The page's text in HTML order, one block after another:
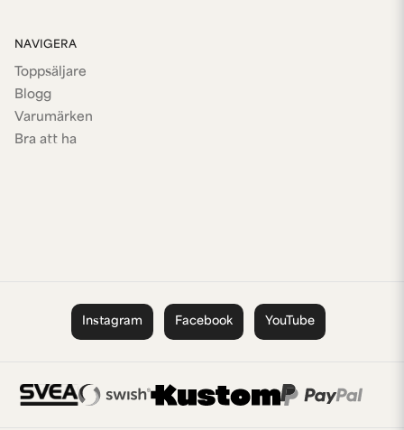
NAVIGERA
Toppsäljare
Blogg
Varumärken
Bra att ha
Instagram Facebook YouTube